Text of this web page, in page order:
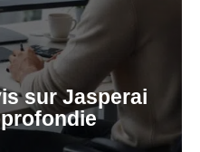
sur Jasperai